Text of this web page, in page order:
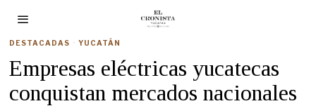
DESTACADAS · YUCATÁN
Empresas eléctricas yucatecas
conquistan mercados nacionales